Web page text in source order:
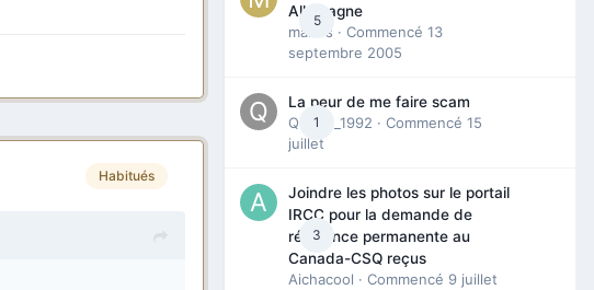
Habitués
5
Allemagne
maries · Commencé 13
septembre 2005
1
La peur de me faire scam
Queen_1992 · Commencé 15
juillet
3
Joindre les photos sur le portail
IRCC pour la demande de
résidence permanente au
Canada-CSQ reçus
Aichacool · Commencé 9 juillet